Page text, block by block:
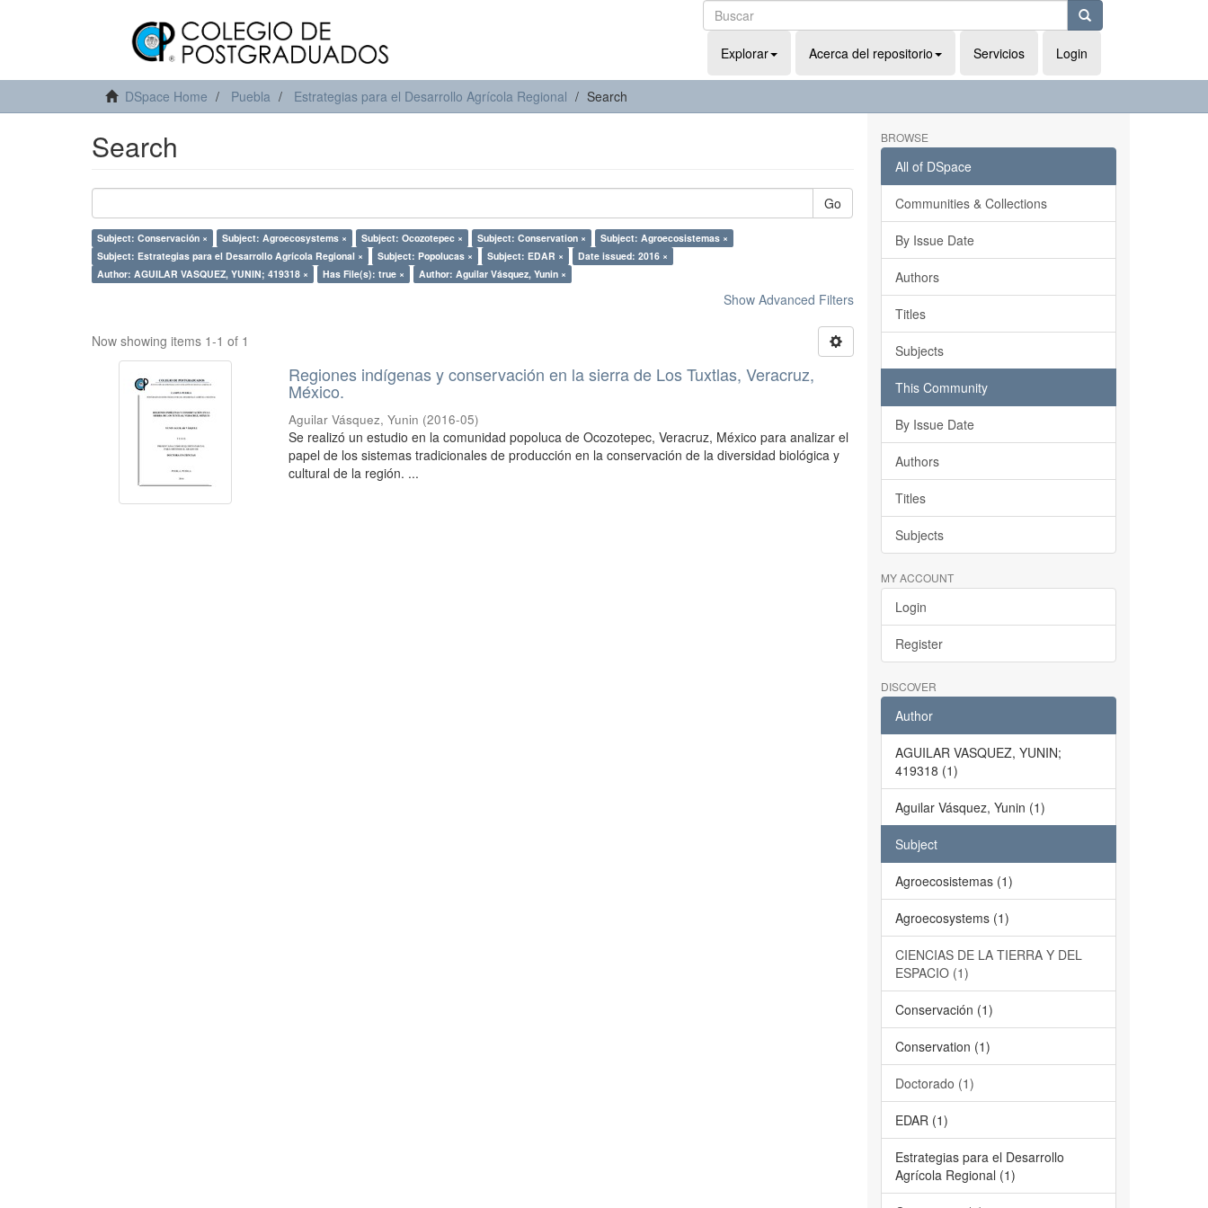
Explorar Acerca del repositorio Servicios Login
DSpace Home Puebla Estrategias para el Desarrollo Agrícola Regional Search
Search
Go
Subject: Conservación × Subject: Agroecosystems × Subject: Ocozotepec × Subject: Conservation ×
Subject: Agroecosistemas ×
Subject: Estrategias para el Desarrollo Agrícola Regional ×
Subject: Popolucas × Subject: EDAR ×
Date issued: 2016 ×
Author: AGUILAR VASQUEZ, YUNIN; 419318 ×
Has File(s): true × Author: Aguilar Vásquez, Yunin ×
Show Advanced Filters
Now showing items 1-1 of 1
Regiones indígenas y conservación en la sierra de Los Tuxtlas, Veracruz,
México.
Aguilar Vásquez, Yunin (2016-05)
Se realizó un estudio en la comunidad popoluca de Ocozotepec, Veracruz, México para analizar el
papel de los sistemas tradicionales de producción en la conservación de la diversidad biológica y
cultural de la región. ...
BROWSE
All of DSpace
Communities & Collections
By Issue Date
Authors
Titles
Subjects
This Community
By Issue Date
Authors
Titles
Subjects
MY ACCOUNT
Login
Register
DISCOVER
Author
AGUILAR VASQUEZ, YUNIN;
419318 (1)
Aguilar Vásquez, Yunin (1)
Subject
Agroecosistemas (1)
Agroecosystems (1)
CIENCIAS DE LA TIERRA Y DEL
ESPACIO (1)
Conservación (1)
Conservation (1)
Doctorado (1)
EDAR (1)
Estrategias para el Desarrollo
Agrícola Regional (1)